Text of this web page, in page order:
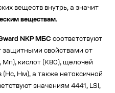
веществ внутрь, а значит
веществам.
NKP МБС соответствуют
свойствами от
Мп), кислот (К80), щелочей
Нм), а также нетоксичной
значениям 4441, LSI,